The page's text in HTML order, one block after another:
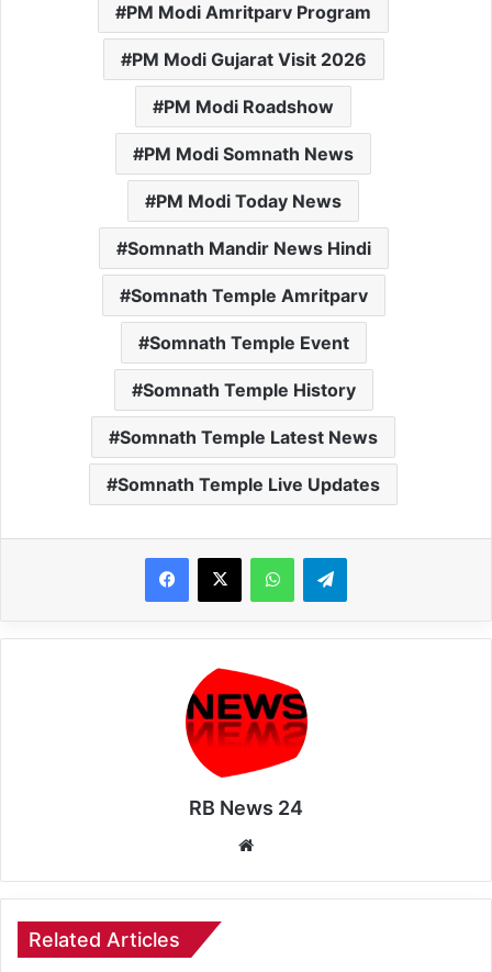
PM Modi Amritparv Program
PM Modi Gujarat Visit 2026
PM Modi Roadshow
PM Modi Somnath News
PM Modi Today News
Somnath Mandir News Hindi
Somnath Temple Amritparv
Somnath Temple Event
Somnath Temple History
Somnath Temple Latest News
Somnath Temple Live Updates
WhatsAppTelegram
RB News 24
Related Articles